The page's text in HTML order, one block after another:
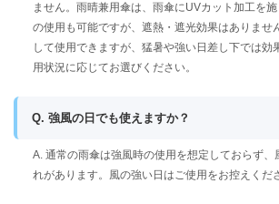
ません。雨晴兼用傘は、雨傘にUVカット加工を
の使用も可能ですが、遮熱・遮光効果はありませ
して使用できますが、猛暑や強い日差し下では効
用状況に応じてお選びください。
Q. 強風の日でも使えますか？
A. 通常の雨傘は強風時の使用を想定しておらず、
れがあります。風の強い日はご使用をお控えくだ